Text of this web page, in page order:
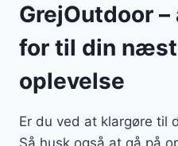
GrejOutdoor
for til din
oplevelse
Er du ved at klargøre til